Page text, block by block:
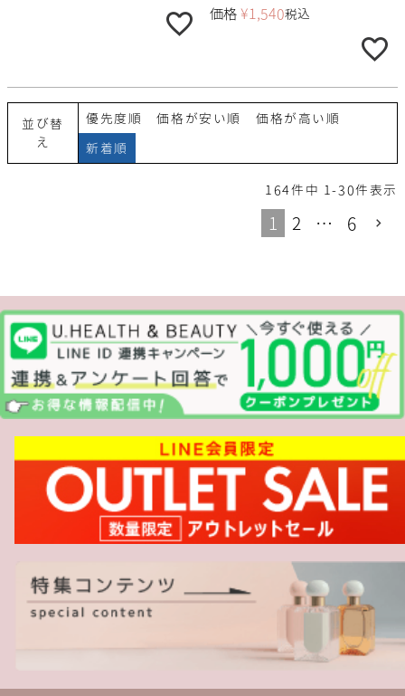
価格 ¥1,540税込
並び替
え
優先度順 価格が安い順 価格が高い順
新着順
164件中 1- 30件表示
1 2 … 6